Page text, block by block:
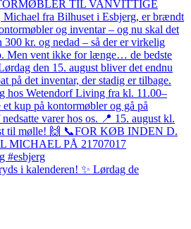
i kalenderen! ✨ Lørdag de